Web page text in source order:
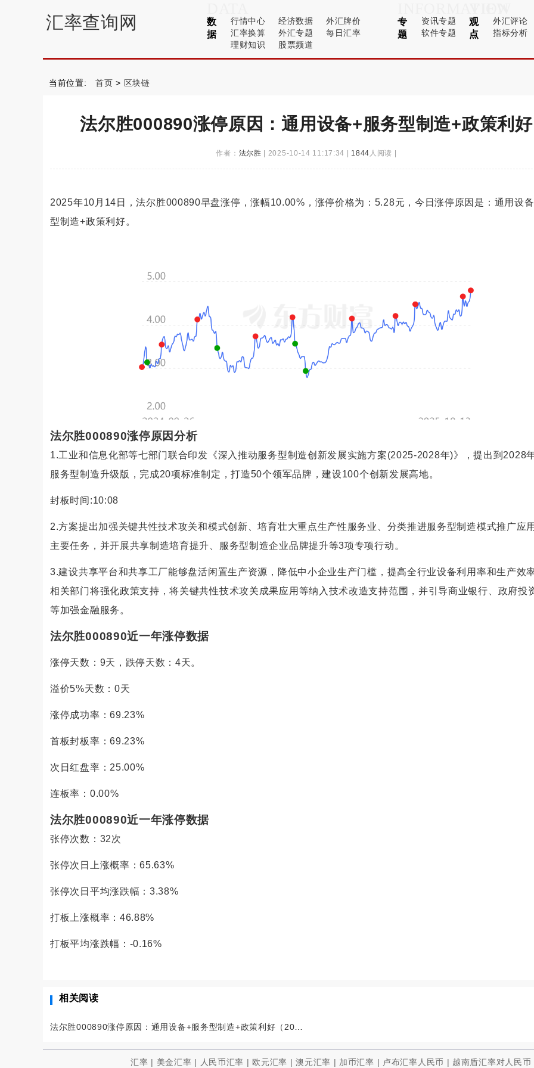
汇率查询网
数
据
行情中心 经济数据
外汇牌价
汇率换算
外汇专题
每日汇率
理财知识
股票频道
专
题
资讯专题
软件专题
观
点
外汇评论
指标分析
当前位置: 首页 > 区块链
法尔胜000890涨停原因：通用设备+服务型制造+政策利好
作者： 法尔胜 2025-10-14 11:17:34 1844 人阅读
2025年10月14日，法尔胜000890早盘涨停，涨幅10.00%，涨停价格为： 5.28元，今日涨停原因是：通用设
型制造+政策利好。
法尔胜000890涨停原因分析
1.工业和信息化部等七部门联合印发《深入推动服务型制造创新发展实施方案(2025-2028年)》，提出到2028
服务型制造升级版，完成20项标准制定，打造50个领军品牌，建设100个创新发展高地。
封板时间:10:08
2.方案提出加强关键共性技术攻关和模式创新、培育壮大重点生产性服务业、分类推进服务型制造模式推广应
主要任务，并开展共享制造培育提升、服务型制造企业品牌提升等3项专项行动。
3.建设共享平台和共享工厂能够盘活闲置生产资源，降低中小企业生产门槛，提高全行业设备利用率和生产效
相关部门将强化政策支持，将关键共性技术攻关成果应用等纳入技术改造支持范围，并引导商业银行、政府投
等加强金融服务。
法尔胜000890近一年涨停数据
涨停天数：9天，跌停天数：4天。
溢价5%天数：0天
涨停成功率：69.23%
首板封板率：69.23%
次日红盘率：25.00%
连板率：0.00%
法尔胜000890近一年涨停数据
张停次数：32次
张停次日上涨概率：65.63%
张停次日平均涨跌幅： 3.38%
打板上涨概率： 46.88%
打板平均涨跌幅： -0.16%
相关阅读
汇率 | 美金汇率 | 人民币汇率 | 欧元汇率 |澳元汇率 | 加币汇率 | 卢布汇率人民币 | 越南盾汇率对人民币